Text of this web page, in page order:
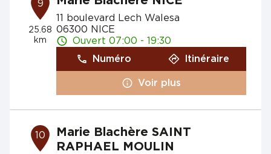
9
25.68
km
11 boulevard Lech Walesa
06300 NICE
Ouvert 07:00 - 19:30
Numéro
Itinéraire
Voir plus
10
Marie Blachère SAINT
RAPHAEL MOULIN